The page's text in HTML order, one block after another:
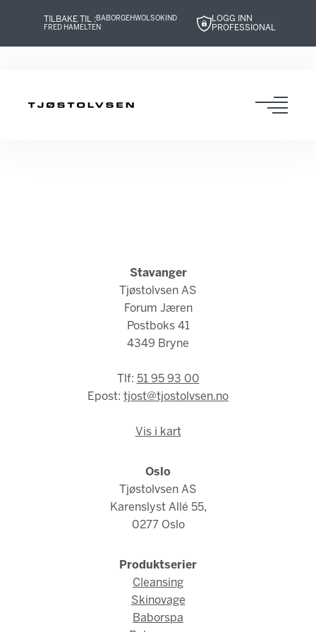
innhold
navigasjon
innhold
navigasjon
TILBAKE TIL :BABORGEHWOLSOKIND
FRED HAMELTEN
LOGG INN
PROFESSIONAL
Stavanger
Tjøstolvsen AS
Forum Jæren
Postboks 41
4349 Bryne
Tlf: 51 95 93 00
Epost: tjost@tjostolvsen.no
Vis i kart
Oslo
Tjøstolvsen AS
Karenslyst Allé 55,
0277 Oslo
Produktserier
Cleansing
Skinovage
Baborspa